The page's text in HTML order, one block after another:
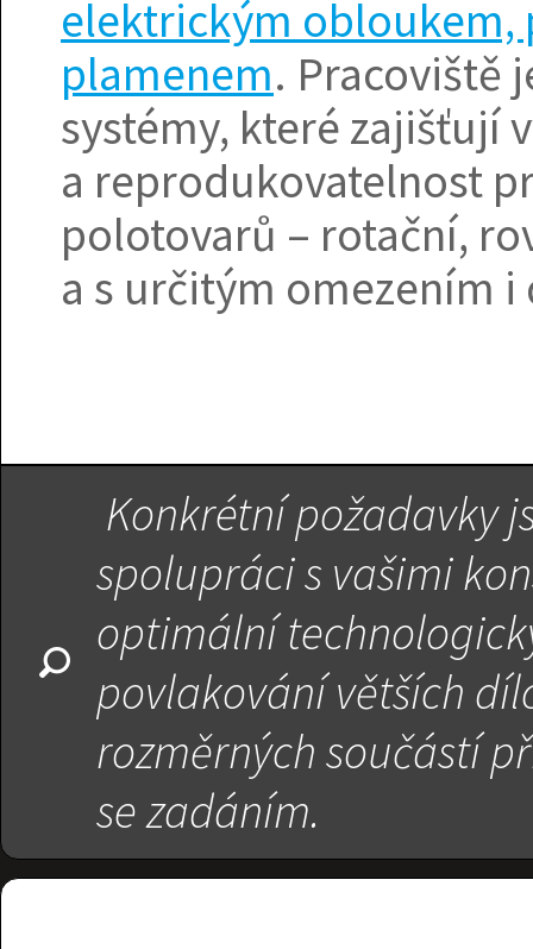
elektrickým
plamenem. Pracoviště
systémy, které zajišťují
a reprodukovatelnost
polotovarů – rotační,
a s určitým omezením
Konkrétní požadavky
spolupráci s vašimi
optimální
povlakování větších
rozměrných součástí
se zadáním.